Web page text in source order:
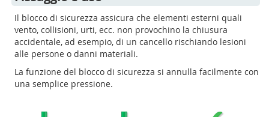
Il blocco di sicurezza assicura che elementi esterni quali
vento, collisioni, urti, ecc. non provochino la chiusura
accidentale, ad esempio, di un cancello rischiando lesioni
alle persone o danni materiali.
La funzione del blocco di sicurezza si annulla facilmente con
una semplice pressione.